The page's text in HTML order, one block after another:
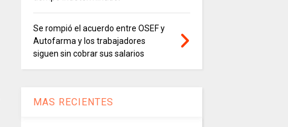
Se rompió el acuerdo entre OSEF y
Autofarma y los trabajadores
siguen sin cobrar sus salarios
MAS RECIENTES